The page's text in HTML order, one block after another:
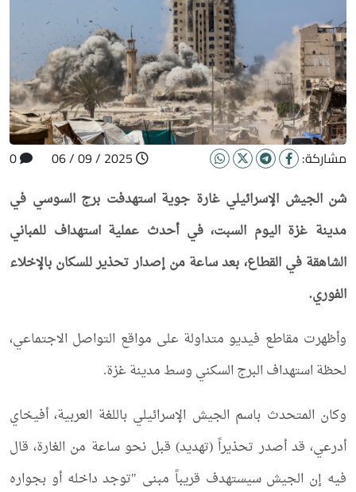
مشاركة:
شن الجيش الإسرائيلي غارة جوية استهدفت برج السوسي في
مدينة غزة اليوم السبت، في أحدث عملية استهداف للمباني
الشاهقة في القطاع، بعد ساعة من إصدار تحذير للسكان بالإخلاء
الفوري.
وأظهرت مقاطع فيديو متداولة على مواقع التواصل الاجتماعي،
لحظة استهداف البرج السكني وسط مدينة غزة.
وكان المتحدث باسم الجيش الإسرائيلي باللغة العربية، أفيخاي
أدرعي، قد أصدر تحذيراً (تهديد) قبل نحو ساعة من الغارة، قال
فيه إن الجيش سيستهدف قريباً مبنى "توجد داخله أو بجواره